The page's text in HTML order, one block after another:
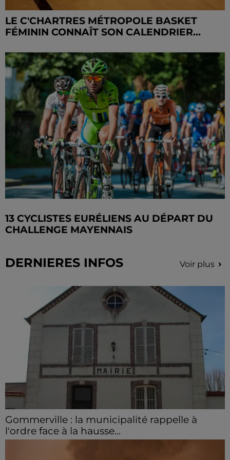
LE C'CHARTRES MÉTROPOLE BASKET
FÉMININ CONNAÎT SON CALENDRIER...
13 CYCLISTES EURÉLIENS AU DÉPART DU
CHALLENGE MAYENNAIS
DERNIERES INFOS Voir plus
Gommerville : la municipalité rappelle à
l'ordre face à la hausse...